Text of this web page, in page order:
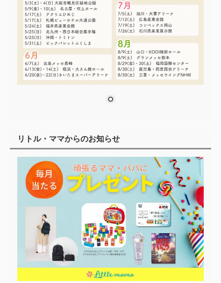
リトル・ママからのお知らせ